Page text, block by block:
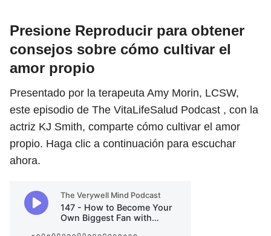
Presione Reproducir para obtener
consejos sobre cómo cultivar el
amor propio
Presentado por la terapeuta Amy Morin, LCSW,
este episodio de The VitaLifeSalud Podcast , con la
actriz KJ Smith, comparte cómo cultivar el amor
propio. Haga clic a continuación para escuchar
ahora.